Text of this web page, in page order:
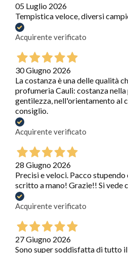
05 Luglio 2026
Tempistica veloce, diversi
Acquirente verificato
30 Giugno 2026
La costanza è una delle qualità
profumeria Cauli: costanza
gentilezza, nell'orientamento al
consiglio.
Acquirente verificato
28 Giugno 2026
Precisi e veloci. Pacco
scritto a mano! Grazie!! Si vede
Acquirente verificato
27 Giugno 2026
Sono super soddisfatta di tutto